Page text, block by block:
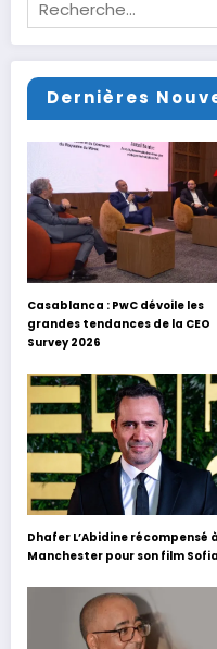
Dernières
Casablanca : PwC dévoile les
grandes tendances de la CEO
Survey 2026
Dhafer L’Abidine récompensé à
Manchester pour son film Sofia